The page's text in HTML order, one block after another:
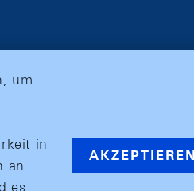
um
in
an
es
AKZEPTIEREN